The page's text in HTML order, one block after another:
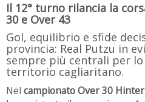
Il 12° turno rilancia la
30 e Over 43
Gol, equilibrio e sfide
provincia: Real Putzu in
sempre più centrali per
territorio cagliaritano.
Nel campionato Over 30